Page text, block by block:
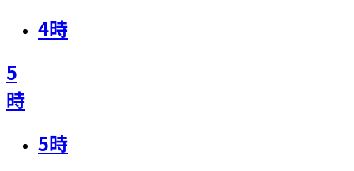
4時
5
時
5時